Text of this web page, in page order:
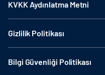
KVKK Aydınlatma Metni
Gizlilik Politikası
Bilgi Güvenliği Politikası